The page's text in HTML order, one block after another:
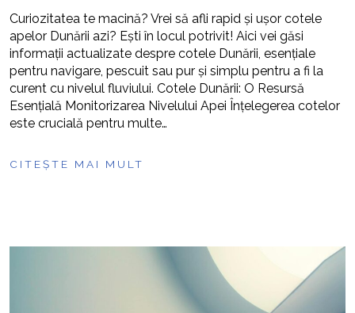
Curiozitatea te macină? Vrei să afli rapid și ușor cotele
apelor Dunării azi? Ești în locul potrivit! Aici vei găsi
informații actualizate despre cotele Dunării, esențiale
pentru navigare, pescuit sau pur și simplu pentru a fi la
curent cu nivelul fluviului. Cotele Dunării: O Resursă
Esențială Monitorizarea Nivelului Apei Înțelegerea cotelor
este crucială pentru multe…
CITEȘTE MAI MULT